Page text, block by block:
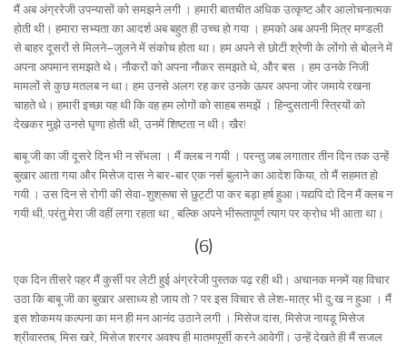
मैं अब अंग्ररेजी उपन्यासों को समझने लगी । हमारी बातचीत अधिक उत्कृष्ट और आलोचनात्मक
होती थी। हमारा सभ्यता का आदर्श अब बहुत ही उच्च हो गया । हमको अब अपनी मित्र मण्डली
से बाहर दूसरों से मिलने–जुलने में संकोच होता था। हम अपने से छोटी श्रेणी के लोंगो से बोलने में
अपना अपमान समझते थे। नौकरों को अपना नौकर समझते थे, और बस । हम उनके निजी
मामलों से कुछ मतलब न था। हम उनसे अलग रह कर उनके ऊपर अपना जोर जमाये रखना
चाहते थे। हमारी इच्छा यह थी कि वह हम लोगों को साहब समझें । हिन्दुसतानी स्त्रियों को
देखकर मुझे उनसे घृणा होती थी, उनमें शिष्टता न थी। खैर!
बाबू जी का जी दूसरे दिन भी न सॅभला । मैं क्लब न गयी । परन्तु जब लगातार तीन दिन तक उन्हें
बुखार आता गया और मिसेज दास ने बार-बार एक नर्स बुलाने का आदेश किया, तो मैं सहमत हो
गयी । उस दिन से रोगी की सेवा-शुश्रूषा से छुट्टी पा कर बड़ा हर्ष हुआ।यद्यपि दो दिन मैं क्लब न
गयी थी, परंतु मेरा जी वहीं लगा रहता था , बल्कि अपने भीरूतापूर्ण त्याग पर क्रोध भी आता था।
(6)
एक दिन तीसरे पहर मैं कुर्सी पर लेटी हुई अंग्ररेजी पुस्तक पढ़ रही थी। अचानक मनमें यह विचार
उठा कि बाबू जी का बुखार असाध्य हो जाय तो ? पर इस विचार से लेश-मात्र भी दु:ख न हुआ । मैं
इस शोकमय कल्पना का मन ही मन आनंद उठाने लगी । मिसेज दास, मिसेज नायडू मिसेज
श्रीवास्तब, मिस खरे, मिसेज शरगर अवश्य ही मातमपूर्सी करने आवेगीं। उन्हें देखते ही मैं सजल